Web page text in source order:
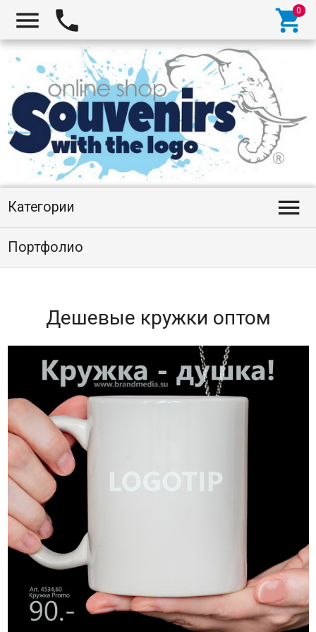
  
Категории 
Портфолио
Дешевые кружки оптом